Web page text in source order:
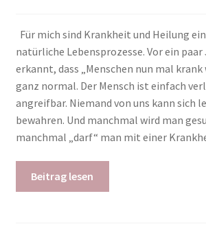
Für mich sind Krankheit und Heilung
natürliche Lebensprozesse. Vor ein paar
erkannt, dass „Menschen nun mal krank
ganz normal. Der Mensch ist einfach
angreifbar. Niemand von uns kann sich
bewahren. Und manchmal wird man
manchmal „darf“ man mit einer
Beitrag lesen